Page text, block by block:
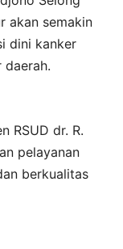
akan semakin
dini kanker
daerah.
RSUD dr. R.
pelayanan
berkualitas